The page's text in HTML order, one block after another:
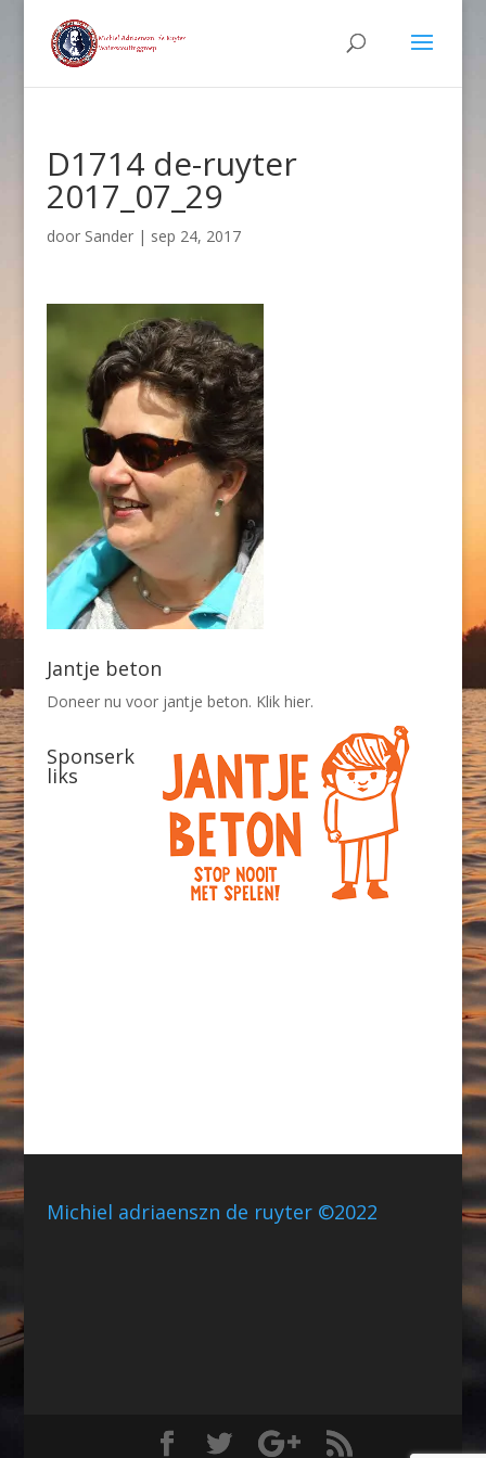
D1714 de-ruyter
2017_07_29
door Sander| sep 24, 2017
Jantje beton
Doneer nu voor jantje beton. Klik hier.
Sponserk
liks
Michiel adriaenszn de ruyter ©2022